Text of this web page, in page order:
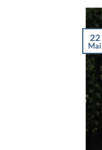
22
Mai